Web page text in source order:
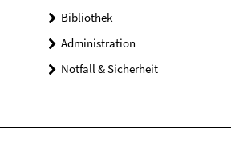
Bibliothek
Administration
Notfall & Sicherheit